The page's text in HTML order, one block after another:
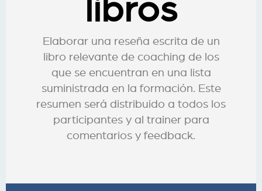
Elaborar una reseña escrita de un
libro relevante de coaching de los
que se encuentran en una lista
suministrada en la formación. Este
resumen será distribuido a todos los
participantes y al trainer para
comentarios y feedback.